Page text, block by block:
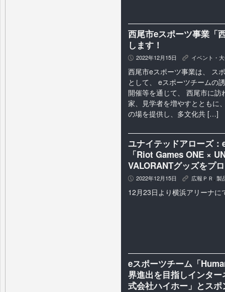
西尾市eスポーツ事業「
します！
P 2022年12月15日 K イベント・
西尾市eスポーツ事業は、 ス
として、 eスポーツチームの
開催等を通じて、 西尾市に訪
家、見学者を増やすとともに
の場を提供し、多文化共 […]
ユナイテッドアローズ
「Riot Games ONE ×
VALORANTグッズをプ
P 2022年12月15日 K 広報ＰＲ 製
12月23日より横浜アリーナに
eスポーツチーム「
界進出を目指しインタ
式会社ハイホー」とス